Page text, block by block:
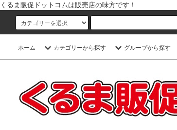
くるま販促ドットコムは販売店の味方です！
ホーム カテゴリーから探す グループから探す